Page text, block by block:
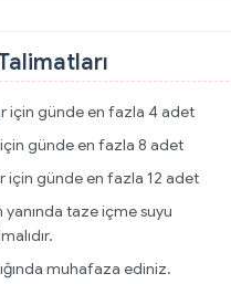
için günde en fazla 4 adet
için günde en fazla 8 adet
için günde en fazla 12 adet
yanında taze içme suyu
muhafaza ediniz.